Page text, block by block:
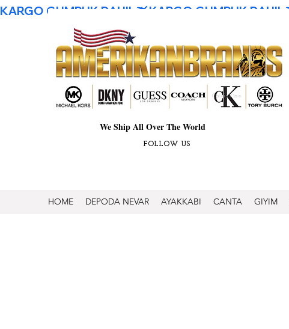
KARGO GUMRUK DAHIL
We Ship All Over The World
FOLLOW US
HOME DEPODA NEVAR AYAKKABI CANTA GIYIM